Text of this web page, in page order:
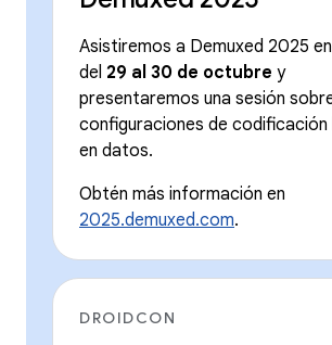
Asistiremos a Demuxed 2025
del 29 al 30 de octubre y
presentaremos una sesión
configuraciones de codificación
en datos.
Obtén más información en
2025.demuxed.com.
DROIDCON